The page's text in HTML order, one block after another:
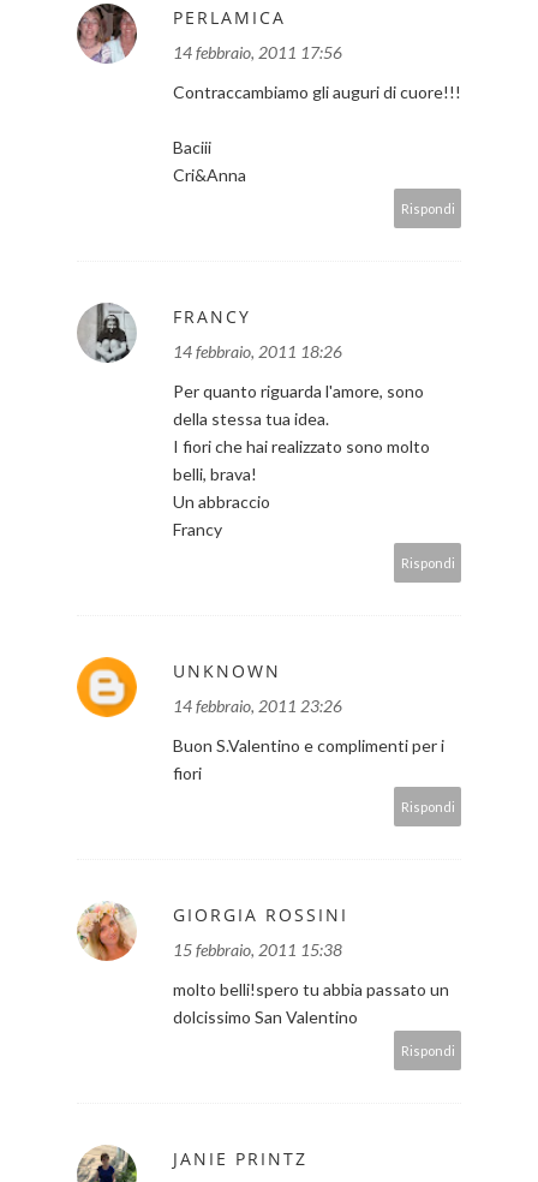
PERLAMICA
14 febbraio, 2011 17:56
Contraccambiamo gli auguri di cuore!!!
Baciii
Cri&Anna
Rispondi
FRANCY
14 febbraio, 2011 18:26
Per quanto riguarda l'amore, sono
della stessa tua idea.
I fiori che hai realizzato sono molto
belli, brava!
Un abbraccio
Francy
Rispondi
UNKNOWN
14 febbraio, 2011 23:26
Buon S.Valentino e complimenti per i
fiori
Rispondi
GIORGIA ROSSINI
15 febbraio, 2011 15:38
molto belli!spero tu abbia passato un
dolcissimo San Valentino
Rispondi
JANIE PRINTZ